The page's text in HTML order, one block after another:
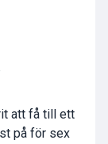
att få till ett
på för sex